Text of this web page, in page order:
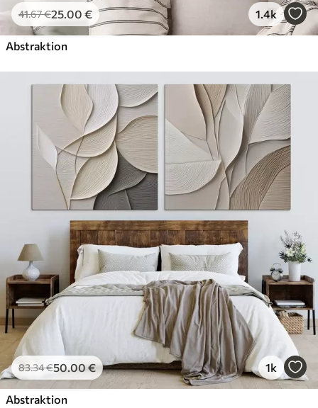
41.67€25.00 € 1.4k
Abstraktion
83.34€50.00€ 1k
Abstraktion